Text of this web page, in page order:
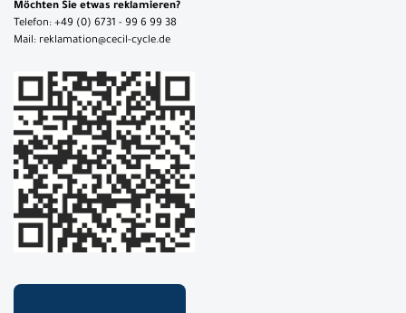
Möchten Sie etwas reklamieren?
Telefon: +49 (0) 6731 - 99 6 99 38
Mail: reklamation@cecil-cycle.de